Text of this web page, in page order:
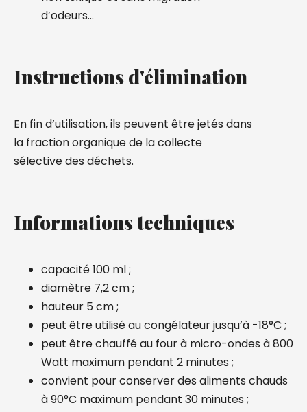
d’odeurs…
Instructions d'élimination
En fin d’utilisation, ils peuvent être jetés dans
la fraction organique de la collecte
sélective des déchets.
Informations techniques
capacité 100 ml ;
diamètre 7,2 cm ;
hauteur 5 cm ;
peut être utilisé au congélateur jusqu’à -18°C ;
peut être chauffé au four à micro-ondes à 800
Watt maximum pendant 2 minutes ;
convient pour conserver des aliments chauds
à 90°C maximum pendant 30 minutes ;